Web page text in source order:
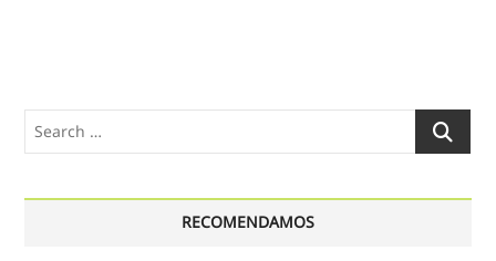
Search
RECOMENDAMOS